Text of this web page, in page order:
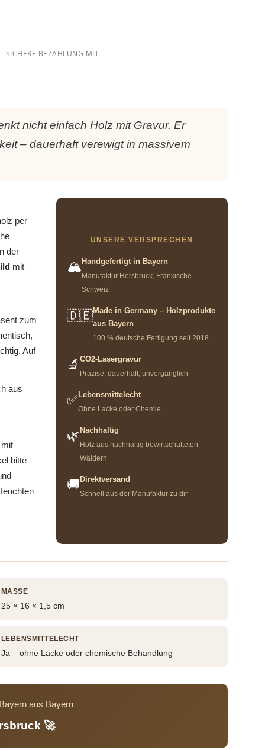
SICHERE BEZAHLUNG MIT
nicht einfach Holz mit Gravur. Er
– dauerhaft verewigt in massivem
per
der
mit
zum
Auf
aus
bitte
UNSERE VERSPRECHEN
🏔️ Handgefertigt in Bayern
Manufaktur Hersbruck, Fränkische
Schweiz
🇩🇪Made in Germany – Holzprodukte
aus Bayern
100 % deutsche Fertigung seit 2018
🔬 CO2-Lasergravur
Präzise, dauerhaft, unvergänglich
✅ Lebensmittelecht
Ohne Lacke oder Chemie
🌿 Nachhaltig
Holz aus nachhaltig bewirtschafteten
Wäldern
🚚 Direktversand
Schnell aus der Manufaktur zu dir
MASSE
25 × 16 × 1,5 cm
LEBENSMITTELECHT
Ja – ohne Lacke oder chemische Behandlung
aus Bayern
🚀